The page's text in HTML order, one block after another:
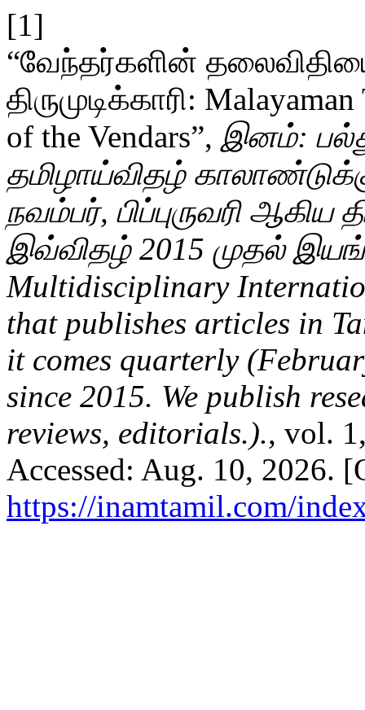
[1]
“வேந்தர்களின்
திருமுடிக்காரி:
of the Vendars”, இனம்:
தமிழாய்விதழ்
நவம்பர், பிப்புருவரி
இவ்விதழ் 2015 முதல்
Multidisciplinary
that publishes articles in
it comes quarterly
since 2015. We publish
reviews, editorials.)., vol.
Accessed: Aug. 10, 2026.
https://inamtamil.com/